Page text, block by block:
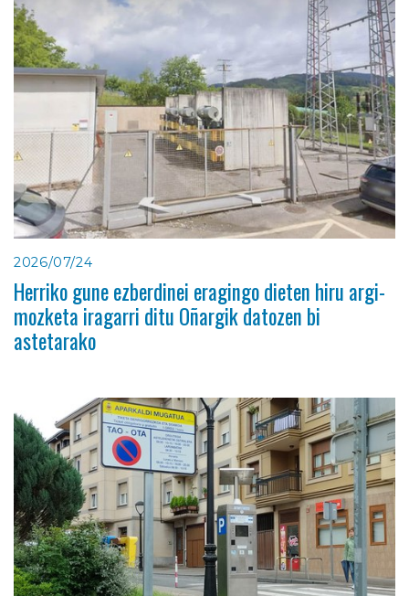
2026/07/24
Herriko gune ezberdinei eragingo dieten hiru argi-
mozketa iragarri ditu Oñargik datozen bi
astetarako